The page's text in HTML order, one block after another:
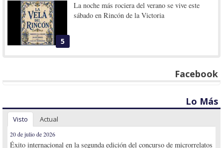
5
La noche más rociera del verano se vive este
sábado en Rincón de la Victoria
Facebook
Lo Más
Visto Actual
20 de julio de 2026
Éxito internacional en la segunda edición del concurso de microrrelatos